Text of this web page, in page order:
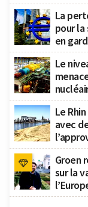
La
pour
en
Le
Le
avec
Groen
sur la